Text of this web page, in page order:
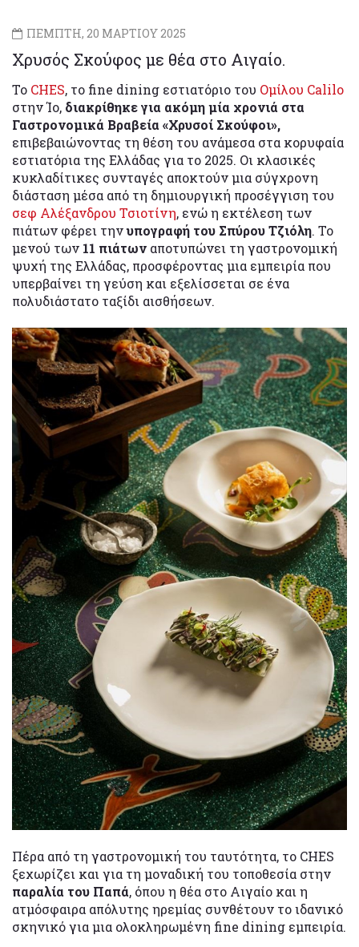
ΠΕΜΠΤΗ, 20 ΜΑΡΤΙΟΥ 2025
Χρυσός Σκούφος με θέα στο Αιγαίο.
Το CHES, το fine dining εστιατόριο του Ομίλου Calilo
στην Ίο, διακρίθηκε για ακόμη μία χρονιά στα
Γαστρονομικά Βραβεία «Χρυσοί Σκούφοι»,
επιβεβαιώνοντας τη θέση του ανάμεσα στα κορυφαία
εστιατόρια της Ελλάδας για το 2025. Οι κλασικές
κυκλαδίτικες συνταγές αποκτούν μια σύγχρονη
διάσταση μέσα από τη δημιουργική προσέγγιση του
σεφ Αλέξανδρου Τσιοτίνη, ενώ η εκτέλεση των
πιάτων φέρει τηνυπογραφή του Σπύρου Τζιόλη. Το
μενού των 11 πιάτων αποτυπώνει τη γαστρονομική
ψυχή της Ελλάδας, προσφέροντας μια εμπειρία που
υπερβαίνει τη γεύση και εξελίσσεται σε ένα
πολυδιάστατο ταξίδι αισθήσεων.
Πέρα από τη γαστρονομική του ταυτότητα, το CHES
ξεχωρίζει και για τη μοναδική του τοποθεσία στην
παραλία του Παπά, όπου η θέα στο Αιγαίο και η
ατμόσφαιρα απόλυτης ηρεμίας συνθέτουν το ιδανικό
σκηνικό για μια ολοκληρωμένη fine dining εμπειρία.